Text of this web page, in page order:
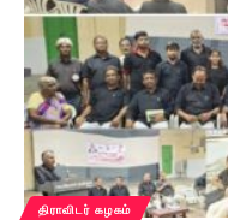
திராவிடர் கழகம்